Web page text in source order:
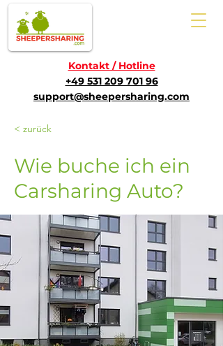
Kontakt / Hotline
+49 531 209 701 96
support@sheepersharing.com
< zurück
Wie buche ich ein
Carsharing Auto?